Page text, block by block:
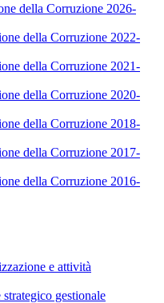
della Corruzione 2026-
della Corruzione 2022-
della Corruzione 2021-
della Corruzione 2020-
della Corruzione 2018-
della Corruzione 2017-
della Corruzione 2016-
e attività
gestionale